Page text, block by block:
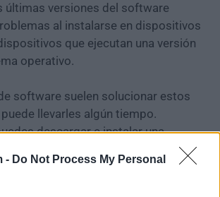
- Do Not Process My Personal
últimas versiones del software
al instalarse en dispositivos
que ejecutan una versión
operativo.
software suelen solucionar estos
llevarles algún tiempo.
descargar e instalar una